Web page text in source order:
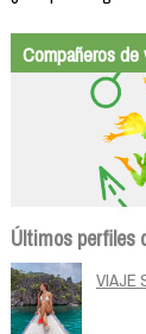
Compañeros de
Últimos perfiles
VIAJE